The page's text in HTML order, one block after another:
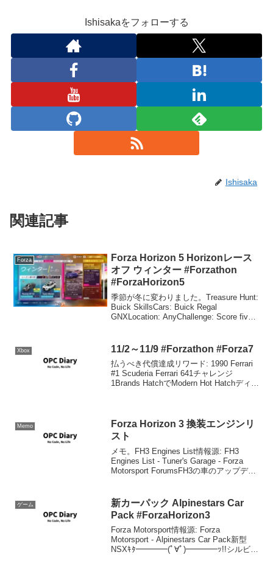
Ishisakaをフォローする
Ishisaka
関連記事
Forza
Forza Horizon 5 Horizonレース
オフ ウィンター #Forzathon
#ForzaHorizon5
季節が冬に変わりました。Treasure Hunt:
Buick SkillsCars: Buick Regal
GNXLocation: AnyChallenge: Score five
Xbox 11/2～11/9 #Forzathon #Forza7
払うべき代償達成リワード: 1990 Ferrari
#1 Scuderia Ferrari 641チャレンジ
1Brands HatchでModern Hot Hatchディビ
Memo
Forza Horizon 3 換装エンジンリ
スト
メモ。FH3 Engines List情報源: FH3
Engines List - Tuner's Garage - Forza
Motorsport ForumsFH3の車のアップデー
ゲーム
新カーパック Alpinestars Car
Pack #ForzaHorizon3
Forza Motorsport情報源: Forza
Motorsport - Alpinestars Car Pack新型
NSXｷﾀ━━━━(ﾟ∀ﾟ)━━━━ｯ!!シルビア